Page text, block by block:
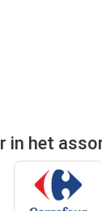
in het